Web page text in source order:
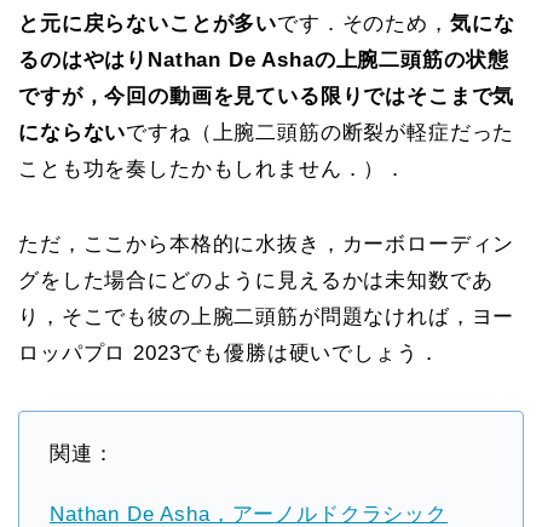
と元に戻らないことが多いです．そのため， 気にな
るのはやはりNathan De Ashaの上腕二頭筋の状態
ですが，今回の動画を見ている限りではそこまで気
にならないですね（上腕二頭筋の断裂が軽症だった
ことも功を奏したかもしれません．）．
ただ，ここから本格的に水抜き，カーボローディン
グをした場合にどのように見えるかは未知数であ
り，そこでも彼の上腕二頭筋が問題なければ，ヨー
ロッパプロ 2023でも優勝は硬いでしょう．
関連：
Nathan De Asha，アーノルドクラシック